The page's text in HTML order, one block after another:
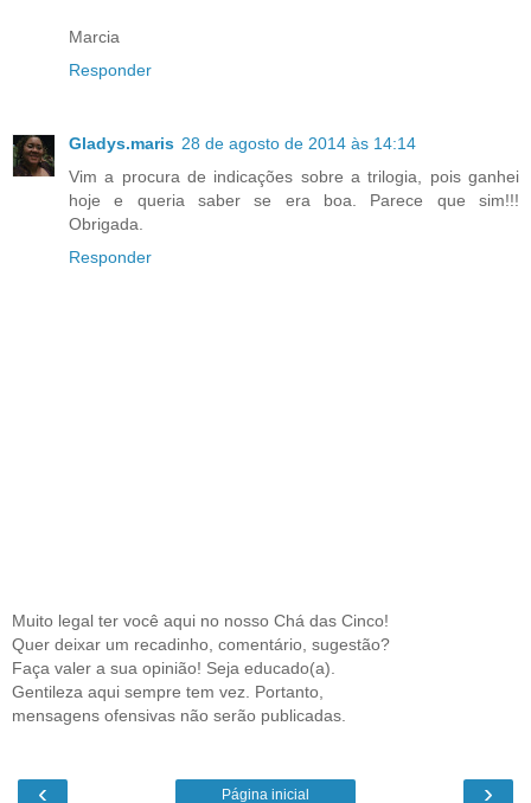
Marcia
Responder
Gladys.maris 28 de agosto de 2014 às 14:14
Vim a procura de indicações sobre a trilogia, pois ganhei
hoje e queria saber se era boa. Parece que sim!!!
Obrigada.
Responder
Muito legal ter você aqui no nosso Chá das Cinco!
Quer deixar um recadinho, comentário, sugestão?
Faça valer a sua opinião! Seja educado(a).
Gentileza aqui sempre tem vez. Portanto,
mensagens ofensivas não serão publicadas.
‹ ›
Página inicial